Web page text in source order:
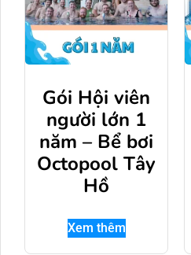
Gói Hội viên
người lớn 1
năm – Bể bơi
Octopool Tây
Hồ
Xem thêm